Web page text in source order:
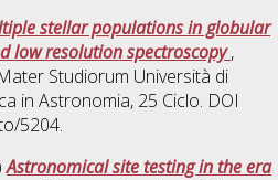
stellar populations in globular
low resolution spectroscopy,
Studiorum Università di
inAstronomia, 25 Ciclo. DOI
5204.
Astronomical site testing in the era